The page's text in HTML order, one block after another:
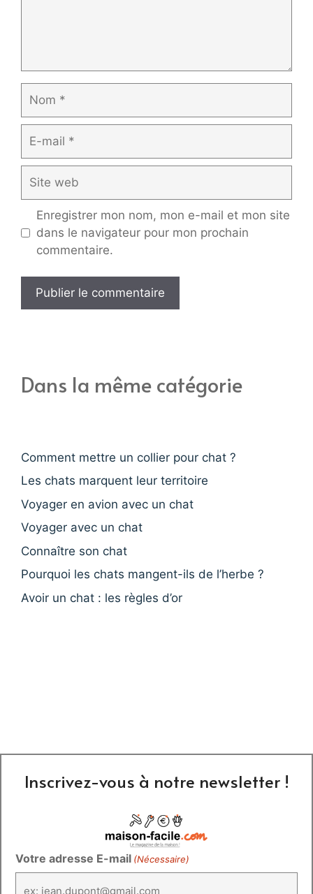
mail
web
Enregistrer mon nom, mon e-mail et mon site
dans le navigateur pour mon prochain
commentaire.
Dans la même catégorie
Comment mettre un collier pour chat ?
Les chats marquent leur territoire
Voyager en avion avec un chat
Voyager avec un chat
Connaître son chat
Pourquoi les chats mangent-ils de l’herbe ?
Avoir un chat : les règles d’or
Inscrivez-vous à notre newsletter !
Votre adresse E-mail (Nécessaire)